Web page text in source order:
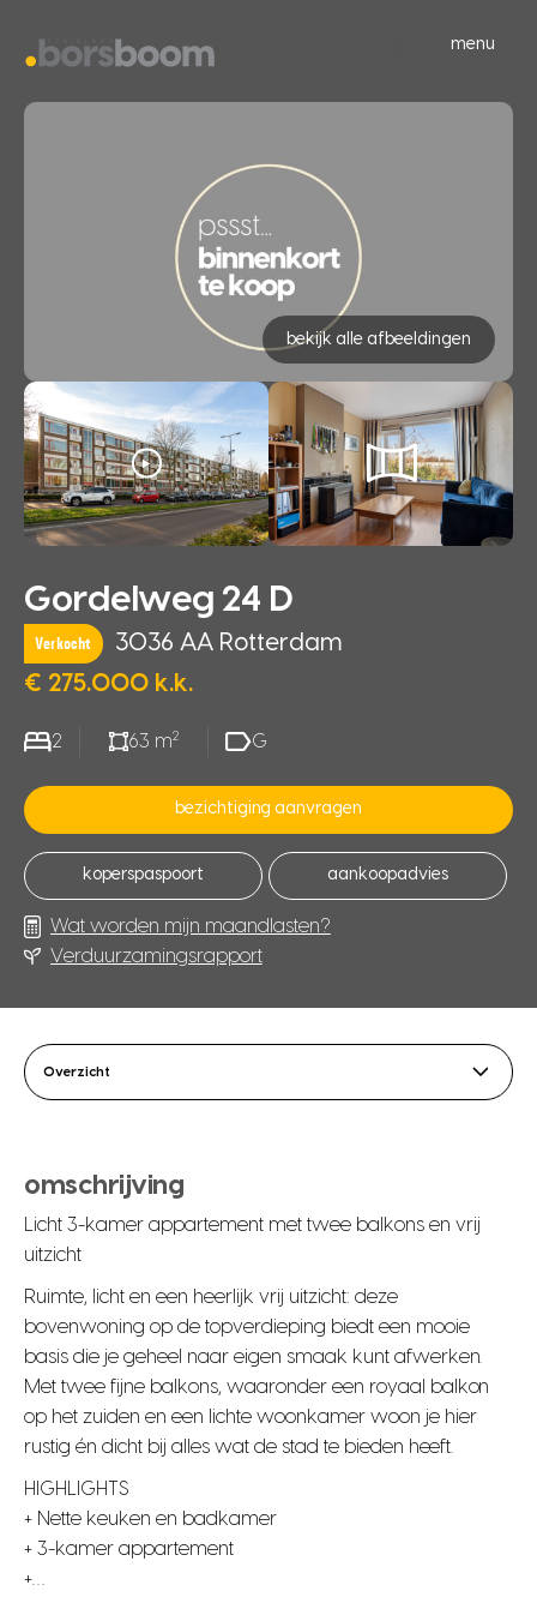
menu
bekijk alle afbeeldingen
Gordelweg 24 D
Verkocht
3036 AA Rotterdam
€ 275.000 k.k.
2 63 m2 G
bezichtiging aanvragen
koperspaspoort aankoopadvies
Wat worden mijn maandlasten?
Verduurzamingsrapport
Overzicht
omschrijving
Licht 3-kamer appartement met twee balkons en vrij
uitzicht
Ruimte, licht en een heerlijk vrij uitzicht: deze
bovenwoning op de topverdieping biedt een mooie
basis die je geheel naar eigen smaak kunt afwerken.
Met twee fijne balkons, waaronder een royaal balkon
op het zuiden en een lichte woonkamer woon je hier
rustig én dicht bij alles wat de stad te bieden heeft.
HIGHLIGHTS
+ Nette keuken en badkamer
+ 3-kamer appartement
+…